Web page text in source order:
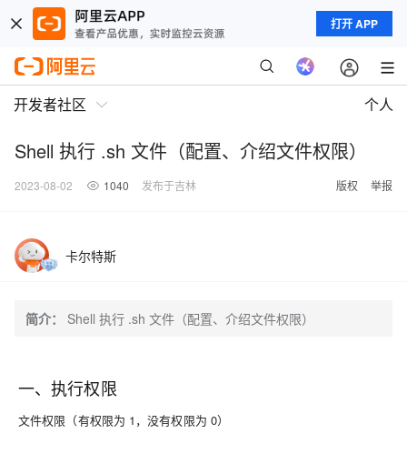
打开 APP
开发者社区 个人
Shell 执行 .sh 文件（配置、介绍文件权限）
2023-08-02 1040 发布于吉林 版权 举报
卡尔特斯
简介： Shell 执行 .sh 文件（配置、介绍文件权限）
一、执行权限
文件权限（有权限为 1，没有权限为 0）